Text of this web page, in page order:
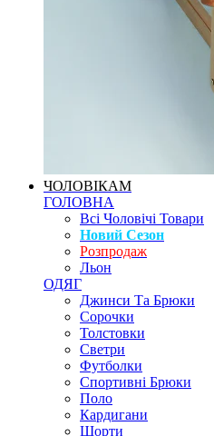
ЧОЛОВІКАМ
ГОЛОВНА
Всі Чоловічі Товари
Новий Сезон
Розпродаж
Льон
ОДЯГ
Джинси Та Брюки
Сорочки
Толстовки
Светри
Футболки
Спортивні Брюки
Поло
Кардигани
Шорти